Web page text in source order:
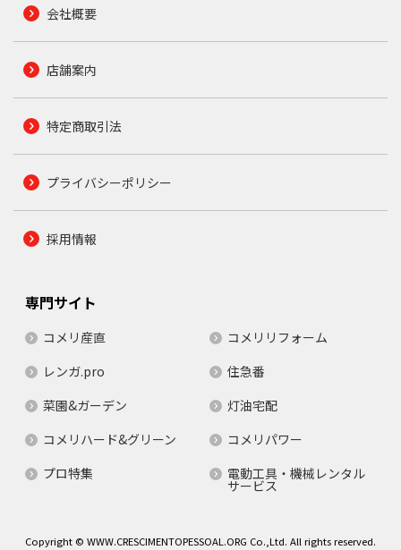
会社概要
店舗案内
特定商取引法
プライバシーポリシー
採用情報
専門サイト
コメリ産直
コメリリフォーム
レンガ.pro
住急番
菜園&ガーデン
灯油宅配
コメリハード&グリーン
コメリパワー
プロ特集
電動工具・機械レンタル
サービス
Copyright © WWW.CRESCIMENTOPESSOAL.ORG Co.,Ltd. All rights reserved.